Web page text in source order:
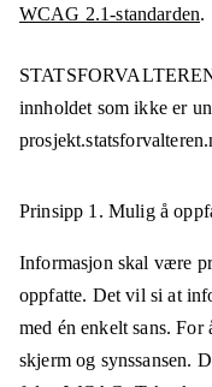
WCAG 2.1-standarden.
innholdet som ikke er
Prinsipp 1. Mulig å
Informasjon skal være
oppfatte. Det vil si at
med én enkelt sans.
skjerm og synssansen.